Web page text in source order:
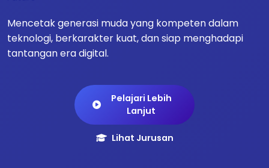
Mencetak generasi muda yang kompeten dalam
teknologi, berkarakter kuat, dan siap menghadapi
tantangan era digital.
Pelajari Lebih
Lanjut
Lihat Jurusan